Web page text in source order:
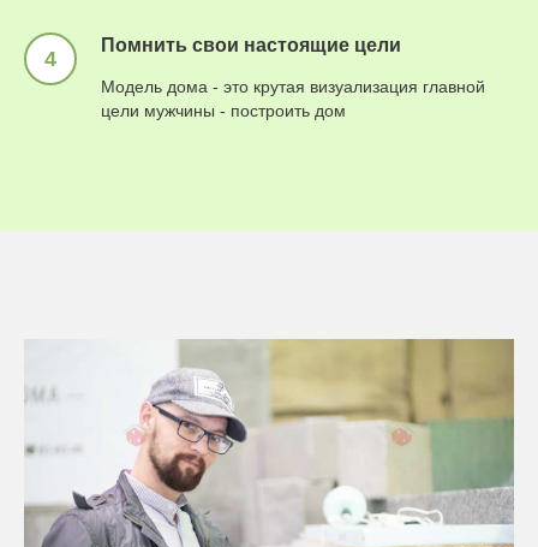
Помнить свои настоящие цели
Модель дома - это крутая визуализация главной
цели мужчины - построить дом